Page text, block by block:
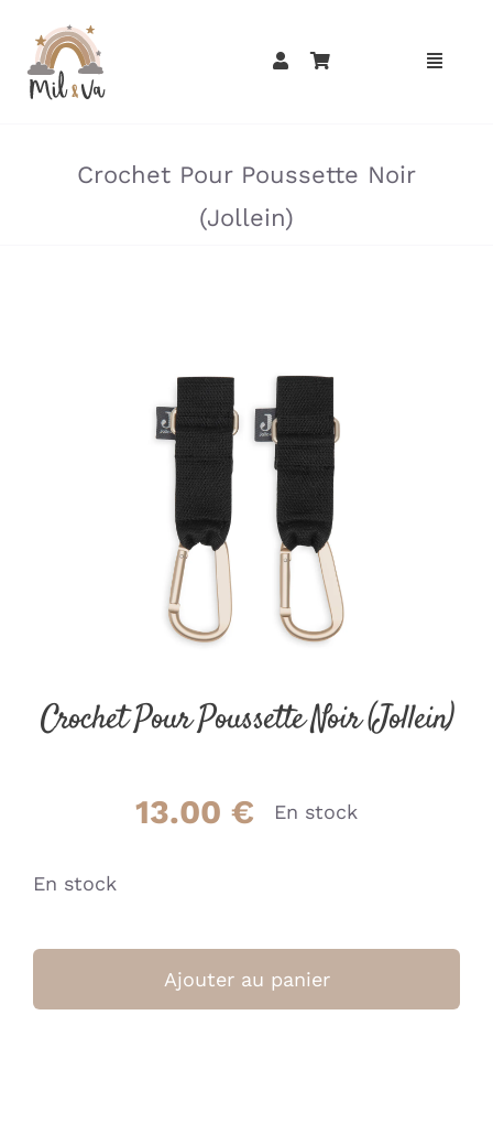
contenu
Crochet Pour Poussette Noir
(Jollein)
Crochet Pour Poussette Noir (Jollein)
13.00 € En stock
En stock
de
Ajouter au panier